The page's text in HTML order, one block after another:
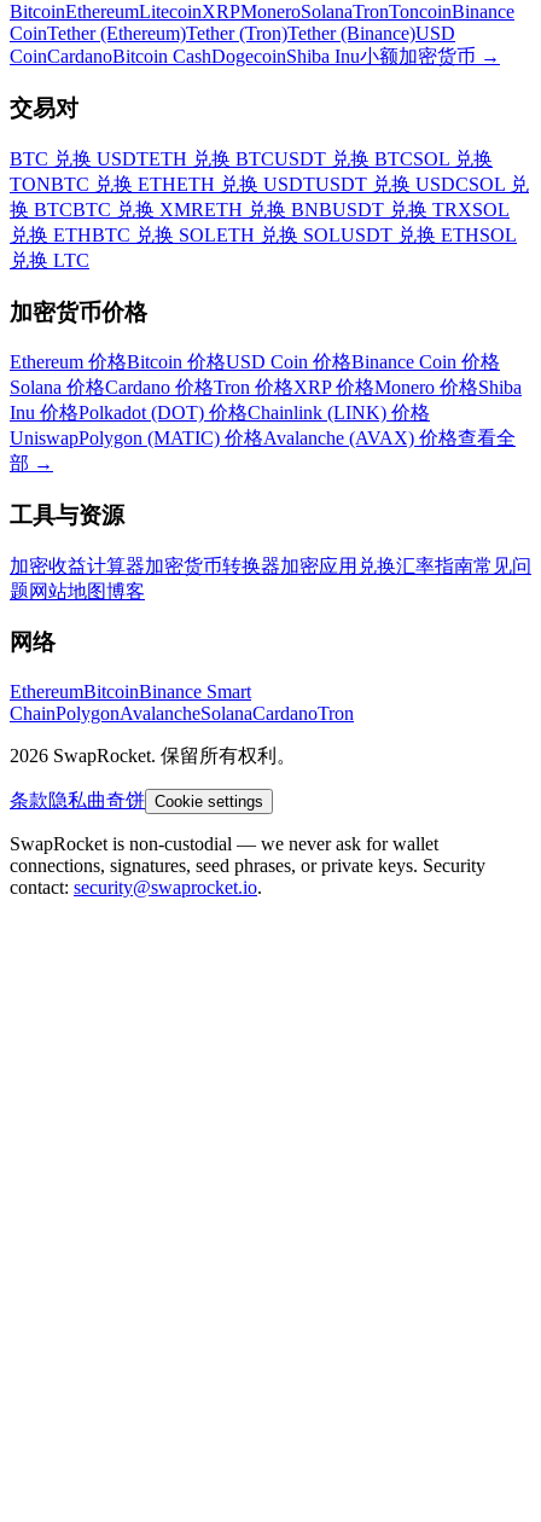
BitcoinEthereumLitecoinXRPMoneroSolanaTronToncoinBinance
CoinTether (Ethereum)Tether (Tron)Tether (Binance)USD
CoinCardanoBitcoin CashDogecoinShiba Inu小额加密货币 →
交易对
BTC 兑换 USDTETH 兑换 BTCUSDT 兑换 BTCSOL 兑换
TONBTC 兑换 ETHETH 兑换 USDTUSDT 兑换 USDCSOL 兑
换 BTCBTC 兑换 XMRETH 兑换 BNBUSDT 兑换 TRXSOL
兑换 ETHBTC 兑换 SOLETH 兑换 SOLUSDT 兑换 ETHSOL
兑换 LTC
加密货币价格
Ethereum 价格Bitcoin 价格USD Coin 价格Binance Coin 价格
Solana 价格Cardano 价格Tron 价格XRP 价格Monero 价格Shiba
Inu 价格Polkadot (DOT) 价格Chainlink (LINK) 价格
UniswapPolygon (MATIC) 价格Avalanche (AVAX) 价格查看全
部 →
工具与资源
加密收益计算器加密货币转换器加密应用 兑换汇率指南常见问
题网站地图博客
网络
EthereumBitcoinBinance Smart
ChainPolygonAvalancheSolanaCardanoTron
2026 SwapRocket. 保留所有权利。
条款隐私曲奇饼 Cookie settings
SwapRocket is non-custodial — we never ask for wallet
connections, signatures, seed phrases, or private keys. Security
contact: security@swaprocket.io.